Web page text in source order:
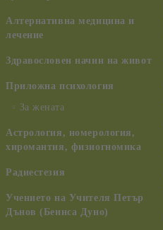
Алтернативна медицина и
лечение
Здравословен начин на живот
Приложна психология
За жената
Астрология, номерология,
хиромантия, физиогномика
Радиестезия
Учението на Учителя Петър
Дънов (Беинса Дуно)